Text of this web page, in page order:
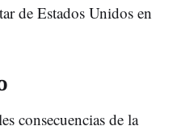
de Estados Unidos en
consecuencias de la